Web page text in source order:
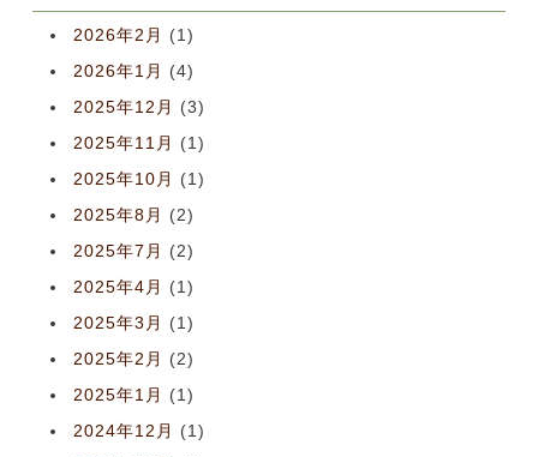
2026年2月
(1)
2026年1月
(4)
2025年12月
(3)
2025年11月
(1)
2025年10月
(1)
2025年8月
(2)
2025年7月
(2)
2025年4月
(1)
2025年3月
(1)
2025年2月
(2)
2025年1月
(1)
2024年12月
(1)